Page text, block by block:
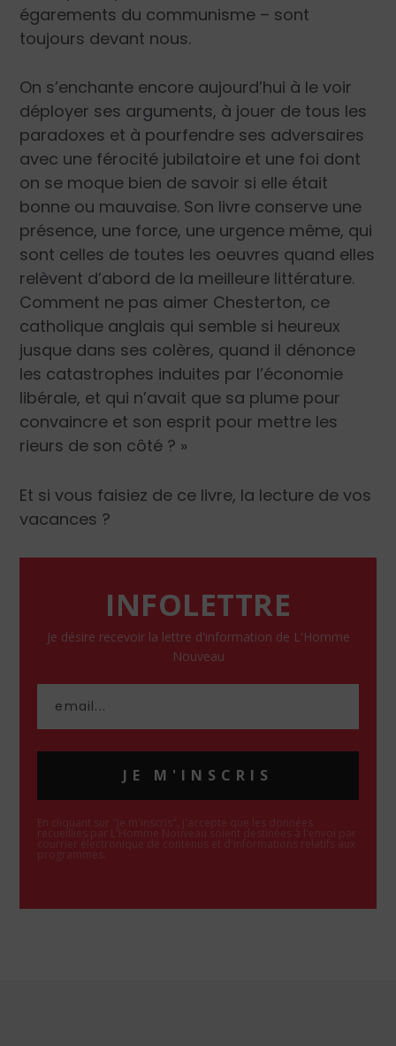
égarements du communisme – sont
toujours devant nous.
On s’enchante encore aujourd’hui à le voir
déployer ses arguments, à jouer de tous les
paradoxes et à pourfendre ses adversaires
avec une férocité jubilatoire et une foi dont
on se moque bien de savoir si elle était
bonne ou mauvaise. Son livre conserve une
présence, une force, une urgence même, qui
sont celles de toutes les oeuvres quand elles
relèvent d’abord de la meilleure littérature.
Comment ne pas aimer Chesterton, ce
catholique anglais qui semble si heureux
jusque dans ses colères, quand il dénonce
les catastrophes induites par l’économie
libérale, et qui n’avait que sa plume pour
convaincre et son esprit pour mettre les
rieurs de son côté ? »
Et si vous faisiez de ce livre, la lecture de vos
vacances ?
INFOLETTRE
Je désire recevoir la lettre d'information de L'Homme
Nouveau
JE M'INSCRIS
En cliquant sur "Je m'inscris", j'accepte que les données
recueillies par L'Homme Nouveau soient destinées à l'envoi par
courrier électronique de contenus et d'informations relatifs aux
programmes.